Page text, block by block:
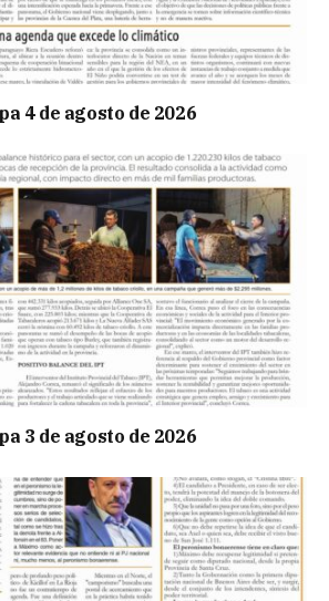
4 de agosto de 2026
3 de agosto de 2026